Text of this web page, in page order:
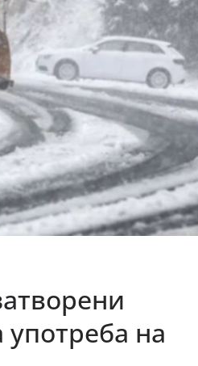
на